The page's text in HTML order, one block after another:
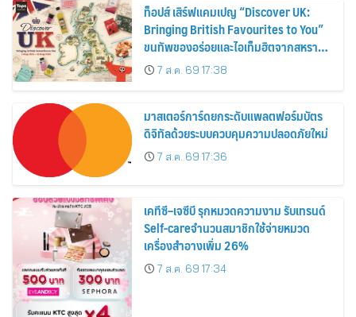
ท็อปส์ เสิร์ฟแคมเปญ “Discover UK:
Bringing British Favourites to You”
ขนทัพของอร่อยและไอเท็มฮิตจากสหราช
อาณาจักร ส่งตรงถึงมือตั้งแต่วันนี้ – 18
สิงหาคมนี้
7 ส.ค. 69 17:38
มาสเตอร์การ์ดยกระดับแพลตฟอร์มบัตร
ดิจิทัลด้วยระบบควบคุมความปลอดภัยใหม่
7 ส.ค. 69 17:36
เคทีซี–เจซีบี รุกหมวดความงาม รับเทรนด์
Self-careจำนวนสมาชิกใช้จ่ายหมวด
เครื่องสำอางเพิ่ม 26%
7 ส.ค. 69 17:34